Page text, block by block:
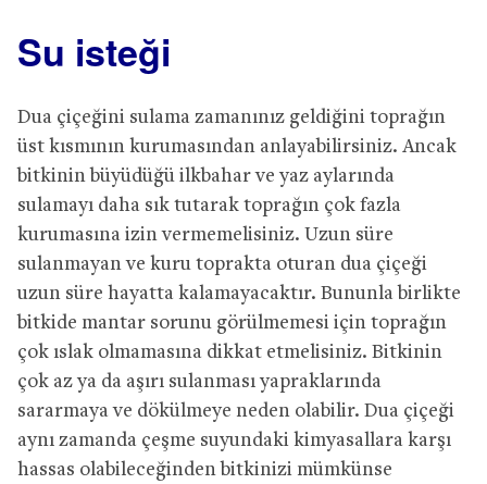
Su isteği
Dua çiçeğini sulama zamanınız geldiğini toprağın
üst kısmının kurumasından anlayabilirsiniz. Ancak
bitkinin büyüdüğü ilkbahar ve yaz aylarında
sulamayı daha sık tutarak toprağın çok fazla
kurumasına izin vermemelisiniz. Uzun süre
sulanmayan ve kuru toprakta oturan dua çiçeği
uzun süre hayatta kalamayacaktır. Bununla birlikte
bitkide mantar sorunu görülmemesi için toprağın
çok ıslak olmamasına dikkat etmelisiniz. Bitkinin
çok az ya da aşırı sulanması yapraklarında
sararmaya ve dökülmeye neden olabilir. Dua çiçeği
aynı zamanda çeşme suyundaki kimyasallara karşı
hassas olabileceğinden bitkinizi mümkünse